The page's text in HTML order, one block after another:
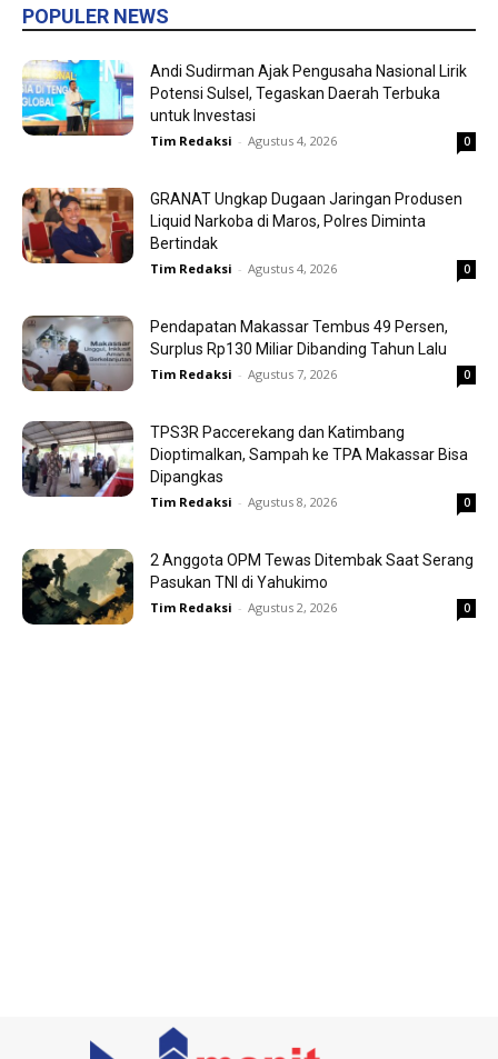
POPULER NEWS
Andi Sudirman Ajak Pengusaha Nasional Lirik
Potensi Sulsel, Tegaskan Daerah Terbuka
untuk Investasi
Tim Redaksi - Agustus 4, 2026 0
GRANAT Ungkap Dugaan Jaringan Produsen
Liquid Narkoba di Maros, Polres Diminta
Bertindak
Tim Redaksi - Agustus 4, 2026 0
Pendapatan Makassar Tembus 49 Persen,
Surplus Rp130 Miliar Dibanding Tahun Lalu
Tim Redaksi - Agustus 7, 2026 0
TPS3R Paccerekang dan Katimbang
Dioptimalkan, Sampah ke TPA Makassar Bisa
Dipangkas
Tim Redaksi - Agustus 8, 2026 0
2 Anggota OPM Tewas Ditembak Saat Serang
Pasukan TNI di Yahukimo
Tim Redaksi - Agustus 2, 2026 0